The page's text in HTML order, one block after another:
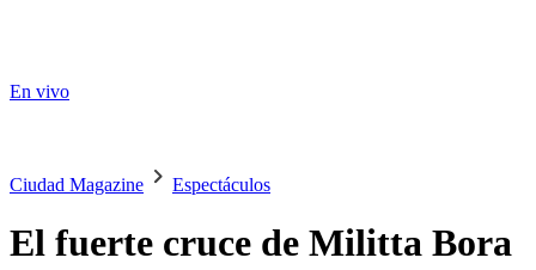
En vivo
Ciudad Magazine Espectáculos
El fuerte cruce de Militta Bora